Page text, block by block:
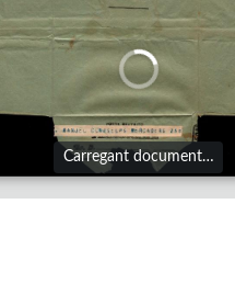
Carregant document…